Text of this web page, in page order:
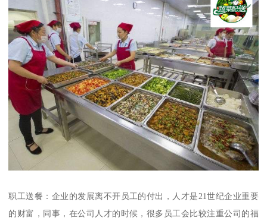
职工送餐：企业的发展离不开员工的付出，人才是21世纪企业重要
的财富，同事，在公司人才的时候，很多员工会比较注重公司的福